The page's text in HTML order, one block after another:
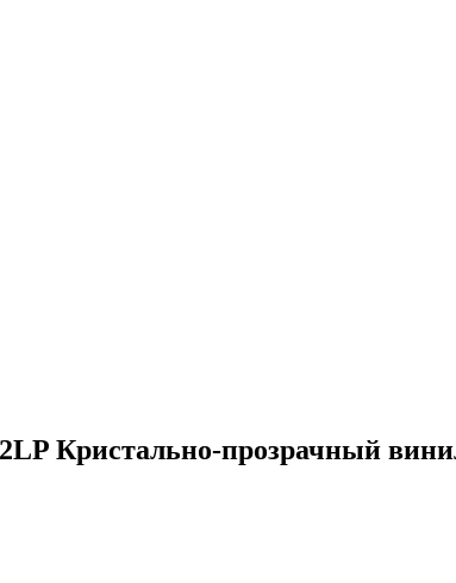
Кристально-прозрачный